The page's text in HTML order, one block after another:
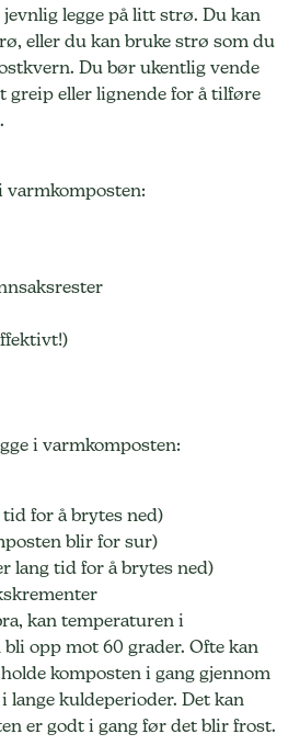
legge på litt strø. Du kan
eller du kan bruke strø som du
Du bør ukentlig vende
greip eller lignende for å tilføre
varmkomposten:
i varmkomposten:
for å brytes ned)
blir for sur)
lang tid for å brytes ned)
kan temperaturen i
opp mot 60 grader. Ofte kan
komposten i gang gjennom
kuldeperioder. Det kan
er godt i gang før det blir frost.